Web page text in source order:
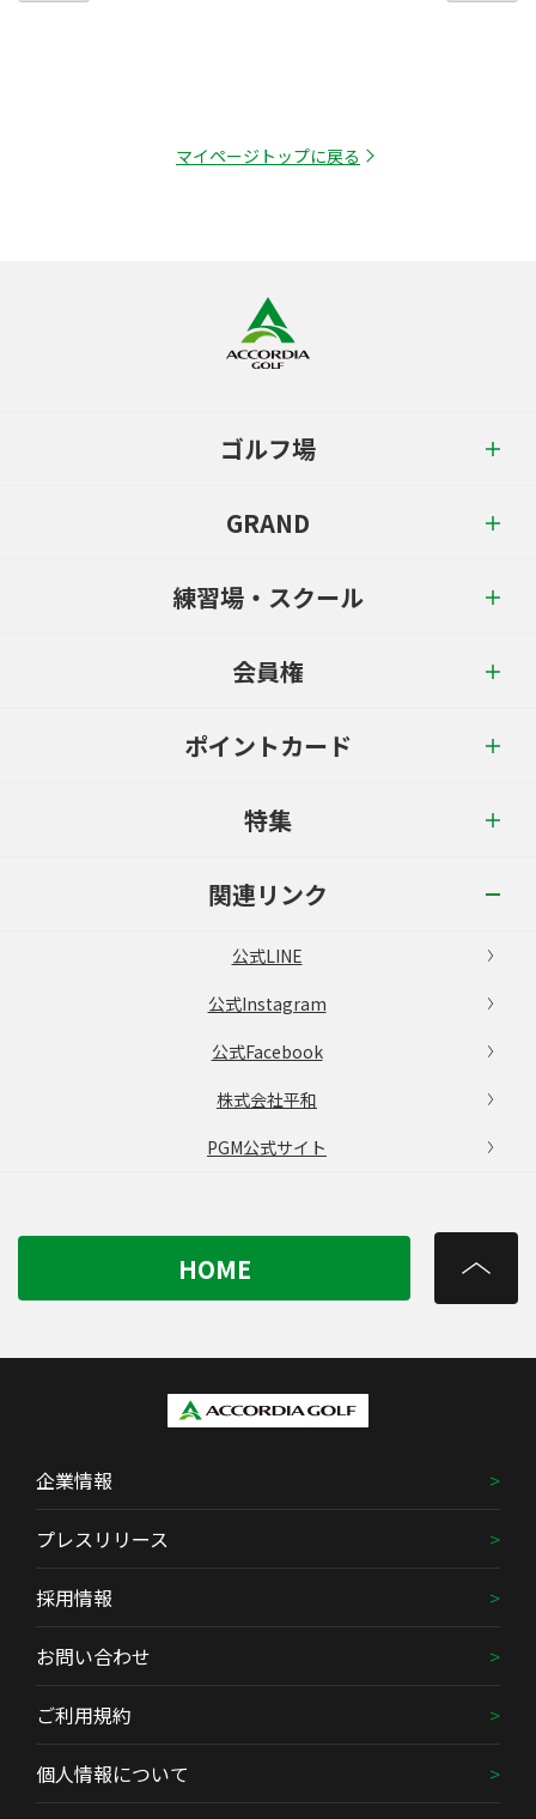
マイページトップに戻る
ゴルフ場
GRAND
練習場・スクール
会員権
ポイントカード
特集
関連リンク
公式LINE
公式Instagram
公式Facebook
株式会社平和
PGM公式サイト
HOME
企業情報
プレスリリース
採用情報
お問い合わせ
ご利用規約
個人情報について